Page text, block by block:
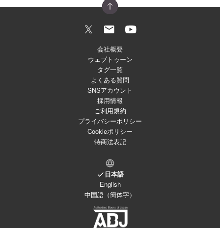
会社概要
ウェブトゥーン
タグ一覧
よくある質問
SNSアカウント
採用情報
ご利用規約
プライバシーポリシー
Cookieポリシー
特商法表記
日本語
English
中国語（簡体字）